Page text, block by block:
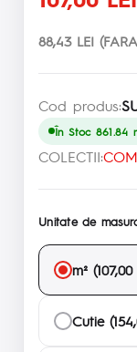
88,43 LEI
Cod produs:
În Stoc 861.84
COLECTII:
Unitate de
m² (107,00
Cutie